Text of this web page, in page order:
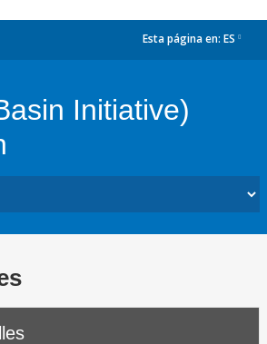
Esta página en: ES
Initiative)